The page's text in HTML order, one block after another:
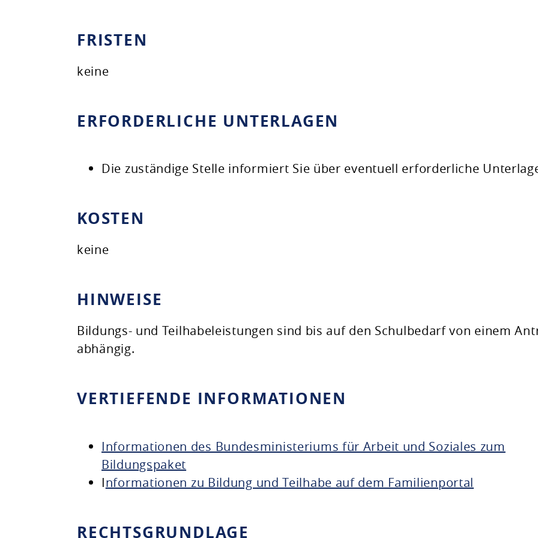
FRISTEN
keine
ERFORDERLICHE UNTERLAGEN
Die zuständige Stelle informiert Sie über eventuell erforderliche
KOSTEN
keine
HINWEISE
Bildungs- und Teilhabeleistungen sind bis auf den Schulbedarf von einem
abhängig.
VERTIEFENDE INFORMATIONEN
Informationen des Bundesministeriums für Arbeit und Soziales zum
Bildungspaket
Informationen zu Bildung und Teilhabe auf dem Familienportal
RECHTSGRUNDLAGE